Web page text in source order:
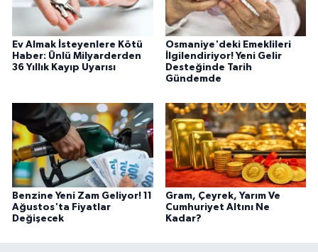
Ev Almak İsteyenlere Kötü
Haber: Ünlü Milyarderden
36 Yıllık Kayıp Uyarısı
Osmaniye'deki Emeklileri
İlgilendiriyor! Yeni Gelir
Desteğinde Tarih
Gündemde
Benzine Yeni Zam Geliyor! 11
Ağustos'ta Fiyatlar
Değişecek
Gram, Çeyrek, Yarım Ve
Cumhuriyet Altını Ne
Kadar?